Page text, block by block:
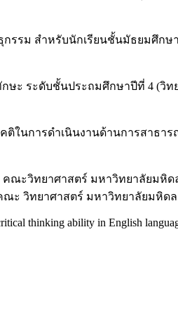
กรรม สำหรับนักเรียนชั้นมัธยมศึ
กษะ ระดับชั้นประถมศึกษาปีที่ 4 (
ในการดำเนินงานด้านการสาธา
ณะวิทยาศาสตร์ มหาวิทยาลัยมหิด
ณะ วิทยาศาสตร์ มหาวิทยาลัยมหิดล
thinking ability in English